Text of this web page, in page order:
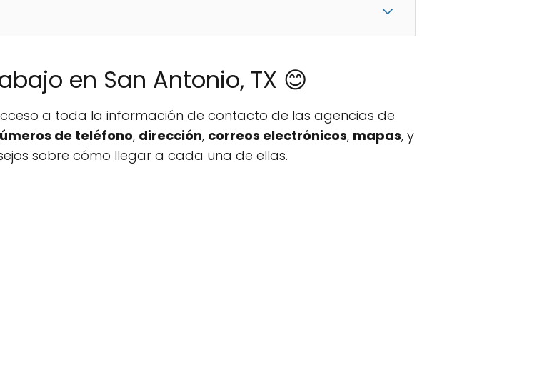
en San Antonio, TX 😊
a toda la información de contacto de las agencias de
de teléfono, dirección, correos electrónicos, mapas, y
sobre cómo llegar a cada una de ellas.